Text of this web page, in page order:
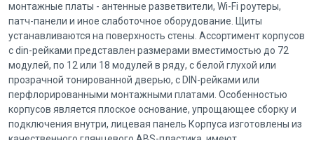
монтажные платы - антенные разветвители, Wi-Fi роутеры,
патч-панели и иное слаботочное оборудование. Щиты
устанавливаются на поверхность стены. Ассортимент корпусов
с din-рейками представлен размерами вместимостью до 72
модулей, по 12 или 18 модулей в ряду, с белой глухой или
прозрачной тонированной дверью, с DIN-рейками или
перфлорированными монтажными платами. Особенностью
корпусов является плоское основание, упрощающее сборку и
подключения внутри, лицевая панель Корпуса изготовлены из
качественного глянцевого ABS-пластика, имеют